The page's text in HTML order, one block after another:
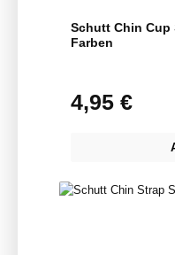
Schutt Chin Cup
Farben
Regulärer Preis:
4,95 €